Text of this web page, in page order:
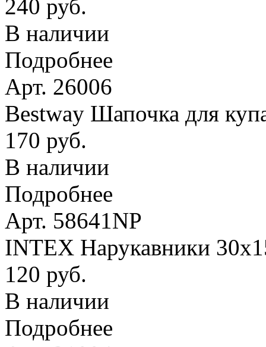
240 руб.
В наличии
Подробнее
Арт. 26006
Bestway Шапочка для
170 руб.
В наличии
Подробнее
Арт. 58641NP
INTEX Нарукавники
120 руб.
В наличии
Подробнее